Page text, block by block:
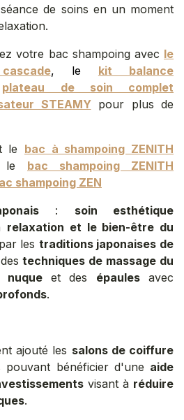
de soins en un moment
votre bac shampoing avec le
, le kit balance
plateau de soin complet
STEAMYpour plus de
le bac à shampoing ZENITH
le bac shampoing ZENITH
shampoing ZEN
: soin esthétique
relaxation et le bien-être du
les traditions japonaises de
techniques de massage du
nuqueet des épaulesavec
.
ajouté les salons de coiffure
pouvant bénéficier d'une aide
visant à réduire
.